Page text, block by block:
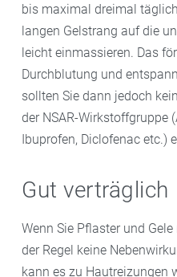
bis maximal dreimal
langen Gelstrang auf die
leicht einmassieren. Das
Durchblutung und
sollten Sie dann jedoch
der NSAR-Wirkstoffgruppe
Ibuprofen, Diclofenac etc.)
Gut verträglich
Wenn Sie Pflaster und
der Regel keine
kann es zu Hautreizungen